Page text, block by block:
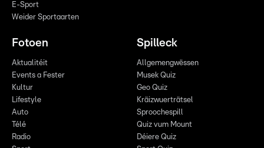
E-Sport
Weider Sportaarten
Fotoen
Aktualitéit
Events a Fester
Kultur
Lifestyle
Auto
Télé
Radio
Spilleck
Allgemengwëssen
Musek Quiz
Geo Quiz
Kräizwuerträtsel
Sproochespill
Quiz vum Mount
Déiere Quiz